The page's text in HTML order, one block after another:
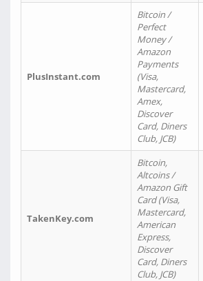
PlusInstant.com
Bitcoin /
Perfect
Money /
Amazon
Payments
(Visa,
Mastercard,
Amex,
Discover
Card, Diners
Club, JCB)
TakenKey.com
Bitcoin,
Altcoins /
Amazon Gift
Card (Visa,
Mastercard,
American
Express,
Discover
Card, Diners
Club, JCB)